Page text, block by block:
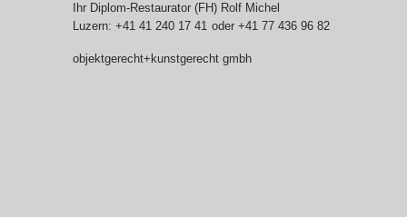
Ihr Diplom-Restaurator (FH) Rolf Michel
Luzern: +41 41 240 17 41 oder +41 77 436 96 82
objektgerecht+kunstgerecht gmbh